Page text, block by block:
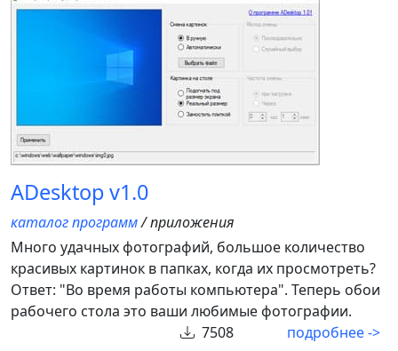
ADesktop v1.0
каталог программ/ приложения
Много удачных фотографий, большое количество
красивых картинок в папках, когда их просмотреть?
Ответ: "Во время работы компьютера". Теперь обои
рабочего стола это ваши любимые фотографии.
7508
подробнее ->